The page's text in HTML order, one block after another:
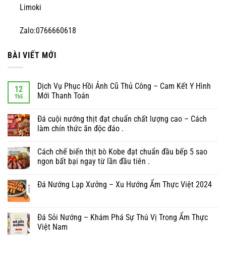
Limoki
Zalo:0766660618
BÀI VIẾT MỚI
12
Th5
Dịch Vụ Phục Hồi Ảnh Cũ Thủ Công – Cam Kết Y Hình
Mới Thanh Toán
Đá cuội nướng thịt đạt chuẩn chất lượng cao – Cách
làm chín thức ăn độc đáo .
Cách chế biến thịt bò Kobe đạt chuẩn đầu bếp 5 sao
ngon bất bại ngay từ lần đầu tiên .
Đá Nướng Lạp Xưởng – Xu Hướng Ẩm Thực Việt 2024
Đá Sỏi Nướng – Khám Phá Sự Thú Vị Trong Ẩm Thực
Việt Nam